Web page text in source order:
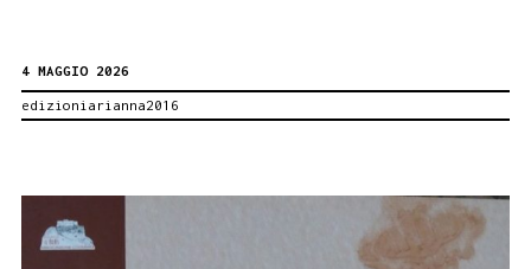
4 MAGGIO 2026
edizioniarianna2016